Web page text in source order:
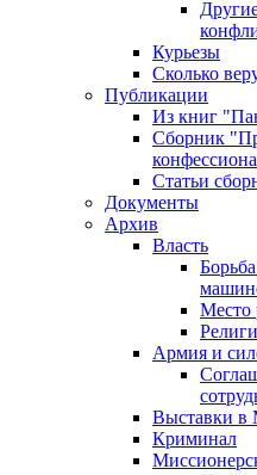
Курьезы
Сколько
Публикации
Из книг
Сборник
Статьи
Документы
Архив
Власть
Место
Армия и
Выставки в
Криминал